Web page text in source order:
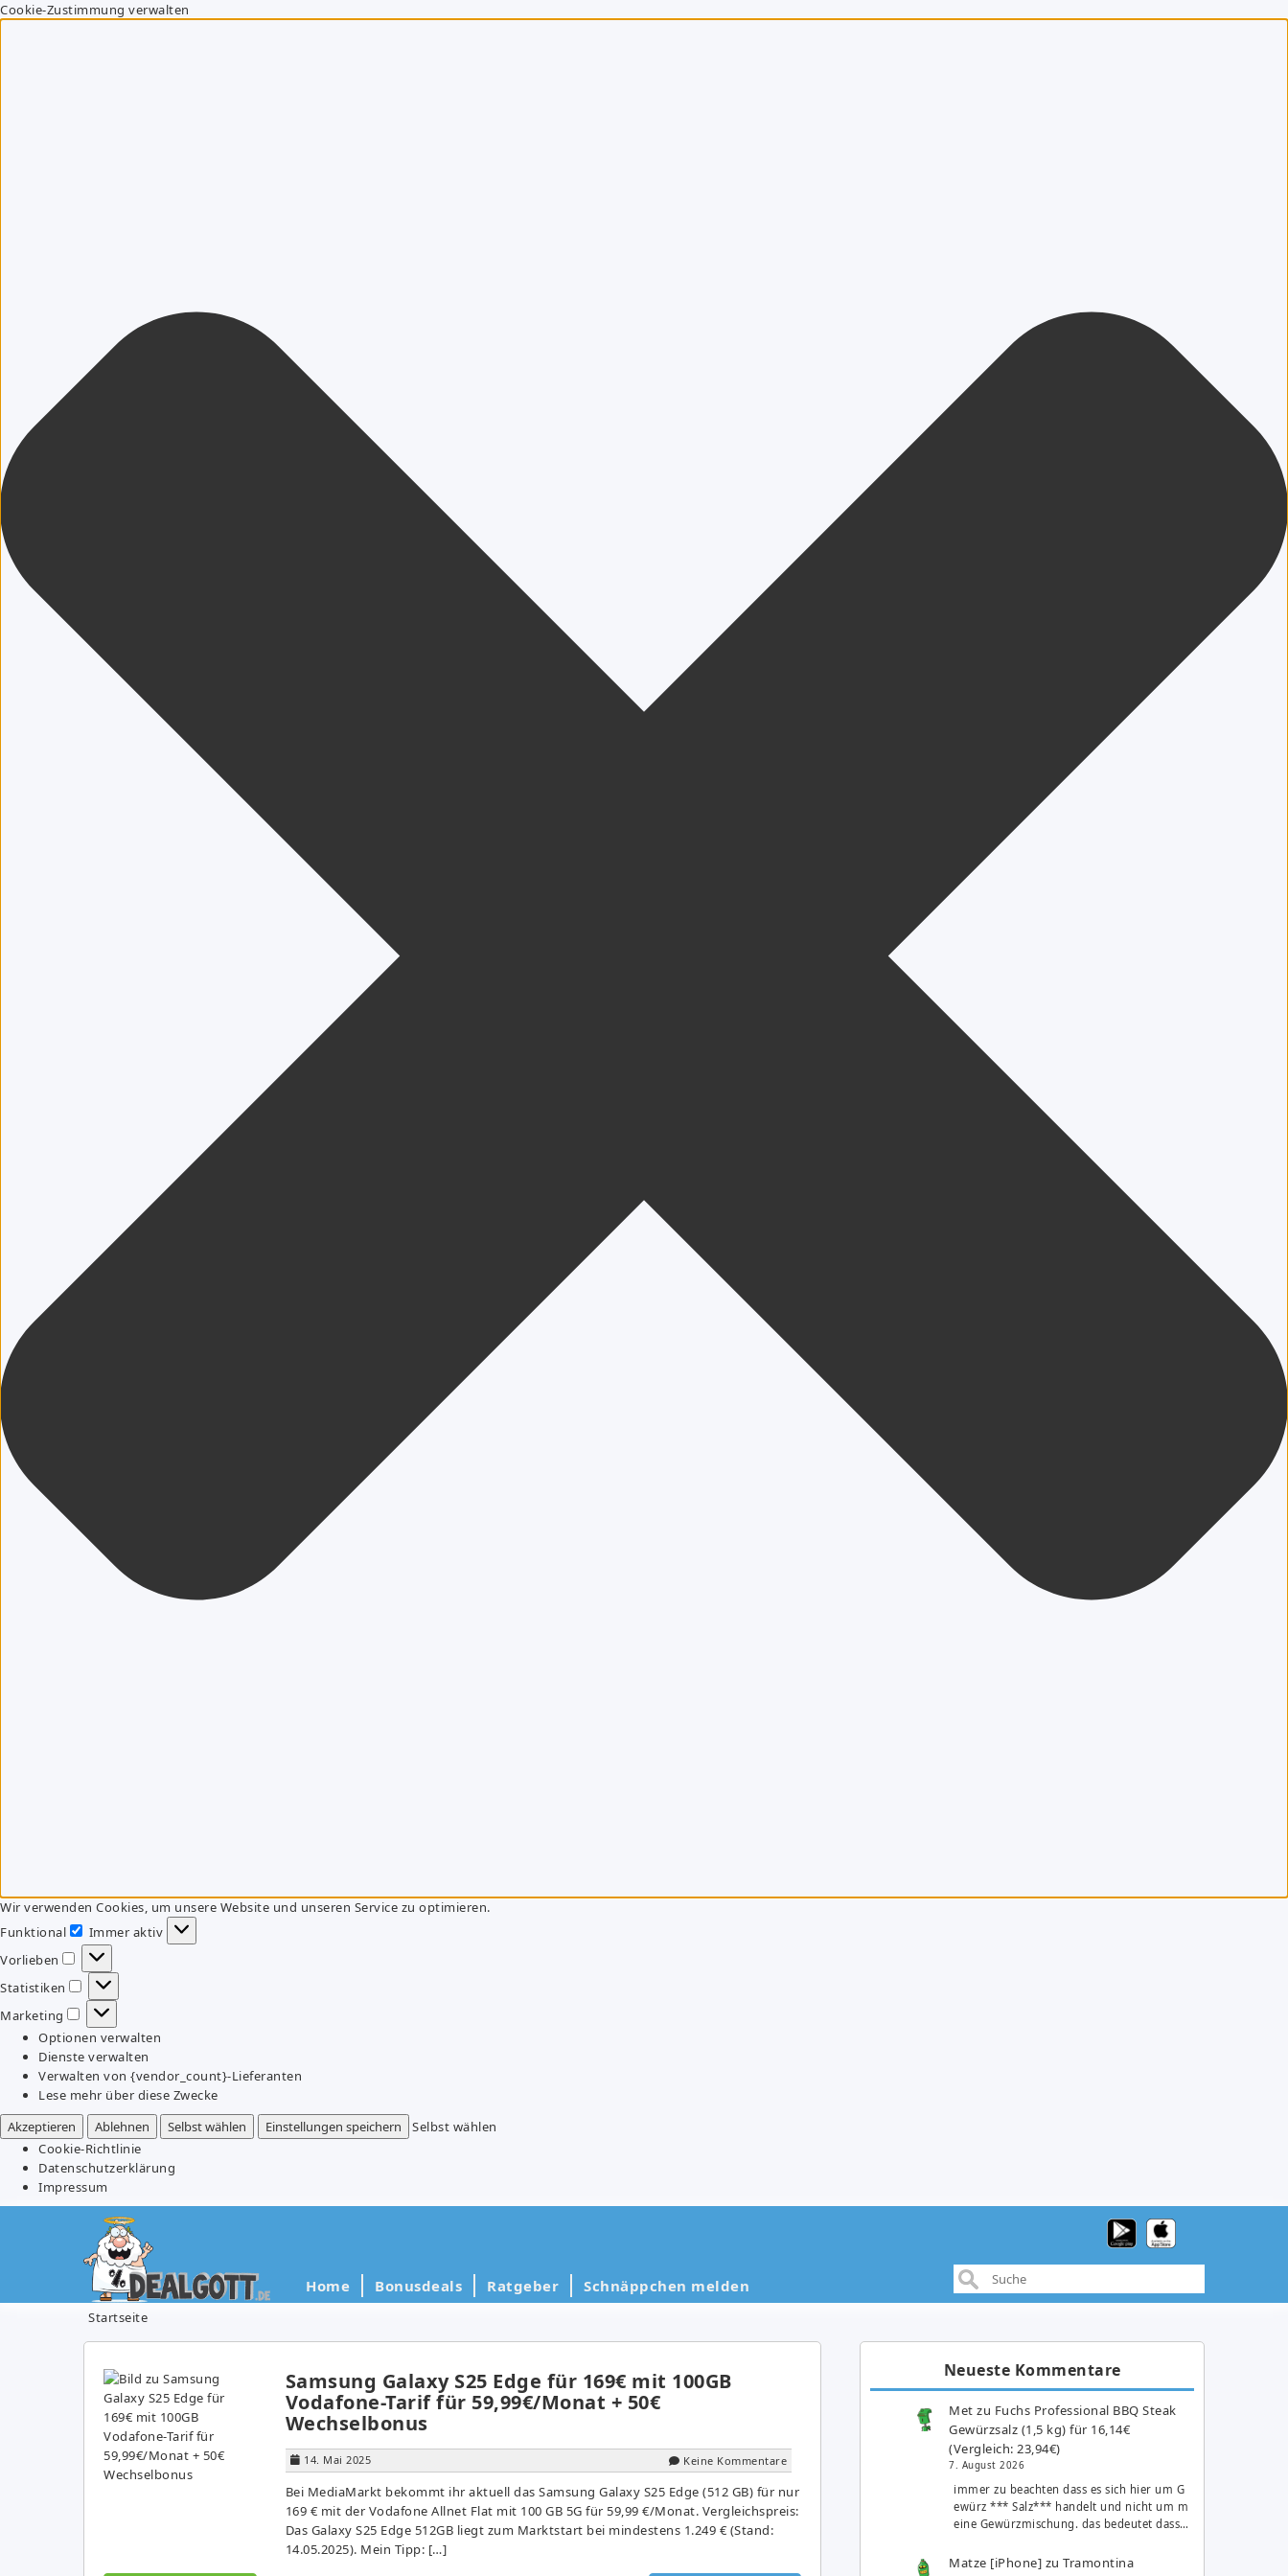
Cookie-Zustimmung verwalten
Wir verwenden Cookies, um unsere Website und unseren Service zu optimieren.
Funktional
Funktional
Immer aktiv
Vorlieben
Vorlieben
Statistiken
Statistiken
Marketing
Marketing
Optionen verwalten
Dienste verwalten
Verwalten von {vendor_count}-Lieferanten
Lese mehr über diese Zwecke
Akzeptieren
Ablehnen Selbst wählen Einstellungen speichern
Selbst wählen
Cookie-Richtlinie
Datenschutzerklärung
Impressum
Home Bonusdeals Ratgeber Schnäppchen melden
Startseite
Samsung Galaxy S25 Edge für 169€ mit 100GB
Vodafone-Tarif für 59,99€/Monat + 50€
Wechselbonus
14. Mai 2025 Keine Kommentare
Bei MediaMarkt bekommt ihr aktuell das Samsung Galaxy S25 Edge (512 GB) für nur
169 € mit der Vodafone Allnet Flat mit 100 GB 5G für 59,99 €/Monat. Vergleichspreis:
Das Galaxy S25 Edge 512GB liegt zum Marktstart bei mindestens 1.249 € (Stand:
14.05.2025). Mein Tipp: […]
Neueste Kommentare
Met zu Fuchs Professional BBQ Steak
Gewürzsalz (1,5 kg) für 16,14€
(Vergleich: 23,94€)
7. August 2026
immer zu beachten dass es sich hier um G
ewürz *** Salz*** handelt und nicht um m
eine Gewürzmischung. das bedeutet dass…
Matze [iPhone] zuTramontina